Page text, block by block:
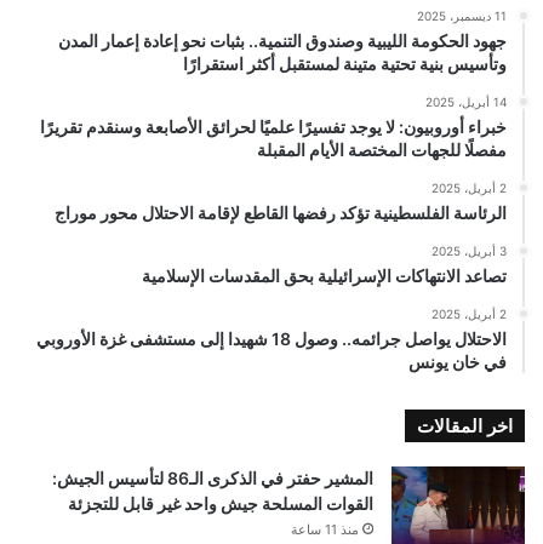
11 ديسمبر، 2025
جهود الحكومة الليبية وصندوق التنمية.. بثبات نحو إعادة إعمار المدن
وتأسيس بنية تحتية متينة لمستقبل أكثر استقرارًا
14 أبريل، 2025
خبراء أوروبيون: لا يوجد تفسيرًا علميًا لحرائق الأصابعة وسنقدم تقريرًا
مفصلًا للجهات المختصة الأيام المقبلة
2 أبريل، 2025
الرئاسة الفلسطينية تؤكد رفضها القاطع لإقامة الاحتلال محور موراج
3 أبريل، 2025
تصاعد الانتهاكات الإسرائيلية بحق المقدسات الإسلامية
2 أبريل، 2025
الاحتلال يواصل جرائمه.. وصول 18 شهيدا إلى مستشفى غزة الأوروبي
في خان يونس
اخر المقالات
المشير حفتر في الذكرى الـ86 لتأسيس الجيش:
القوات المسلحة جيش واحد غير قابل للتجزئة
منذ 11 ساعة